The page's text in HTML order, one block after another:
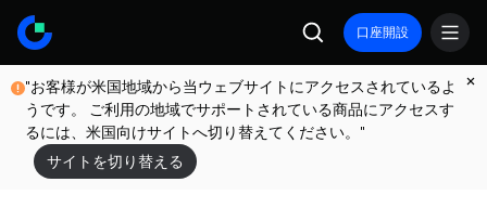
口座開設
"お客様が米国地域から当ウェブサイトにアクセスされているよ
うです。 ご利用の地域でサポートされている商品にアクセスす
るには、米国向けサイトへ切り替えてください。"
サイトを切り替える